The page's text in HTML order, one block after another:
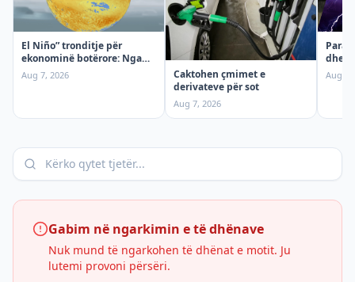
El Niño” tronditje për
ekonominë botërore: Nga
moti ekstrem te rritja e
çmimeve, çfarë mund të
Aug 7, 2026
Caktohen çmimet e
derivateve për sot
Aug 7, 2026
dhe
Aug 7,
Gabim në ngarkimin e të dhënave
Nuk mund të ngarkohen të dhënat e motit. Ju
lutemi provoni përsëri.